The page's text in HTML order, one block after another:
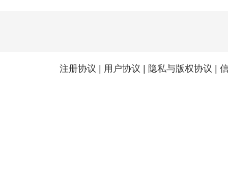
注册协议 用户协议 隐私与版权协议